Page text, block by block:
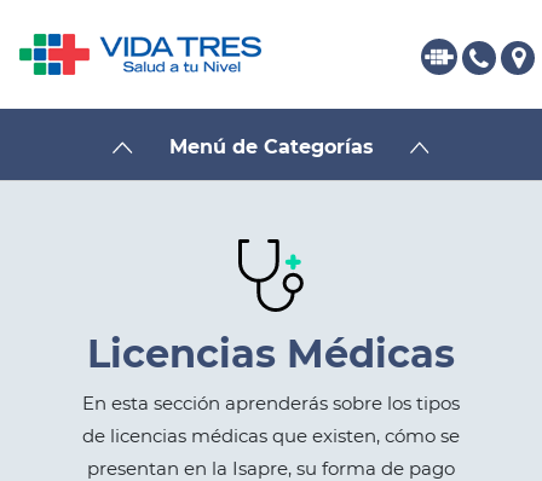
Menú de Categorías
Licencias Médicas
En esta sección aprenderás sobre los tipos
de licencias médicas que existen, cómo se
presentan en la Isapre, su forma de pago